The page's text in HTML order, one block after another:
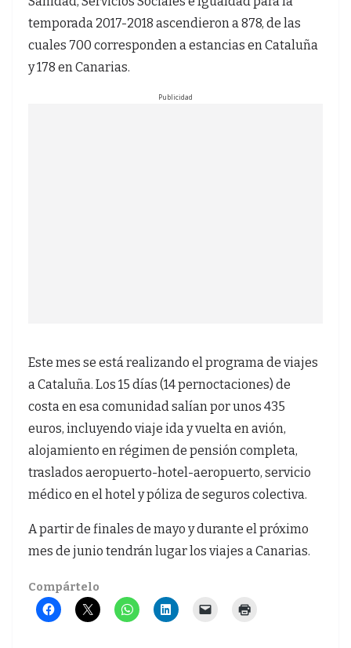
temporada 2017-2018 ascendieron a 878, de las
cuales 700 corresponden a estancias en Cataluña
y 178 en Canarias.
Publicidad
Este mes se está realizando el programa de viajes
a Cataluña. Los 15 días (14 pernoctaciones) de
costa en esa comunidad salían por unos 435
euros, incluyendo viaje ida y vuelta en avión,
alojamiento en régimen de pensión completa,
traslados aeropuerto-hotel-aeropuerto, servicio
médico en el hotel y póliza de seguros colectiva.
A partir de finales de mayo y durante el próximo
mes de junio tendrán lugar los viajes a Canarias.
Compártelo